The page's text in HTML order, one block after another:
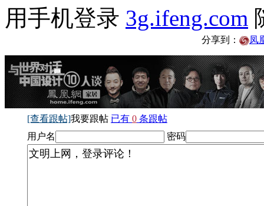
用手机登录 3g.ifeng.com
分享到： 凤
[查看跟帖]我要跟帖 已有 0 条跟帖
用户名
密码